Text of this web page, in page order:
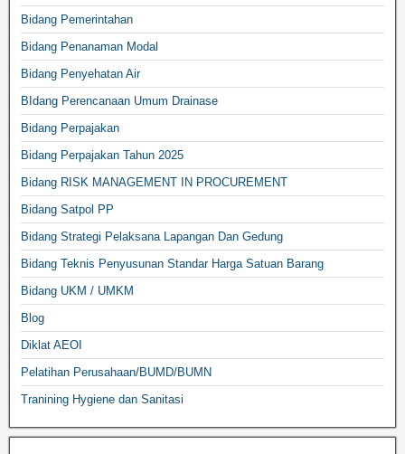
Bidang Pemerintahan
Bidang Penanaman Modal
Bidang Penyehatan Air
BIdang Perencanaan Umum Drainase
Bidang Perpajakan
Bidang Perpajakan Tahun 2025
Bidang RISK MANAGEMENT IN PROCUREMENT
Bidang Satpol PP
Bidang Strategi Pelaksana Lapangan Dan Gedung
Bidang Teknis Penyusunan Standar Harga Satuan Barang
Bidang UKM / UMKM
Blog
Diklat AEOI
Pelatihan Perusahaan/BUMD/BUMN
Tranining Hygiene dan Sanitasi